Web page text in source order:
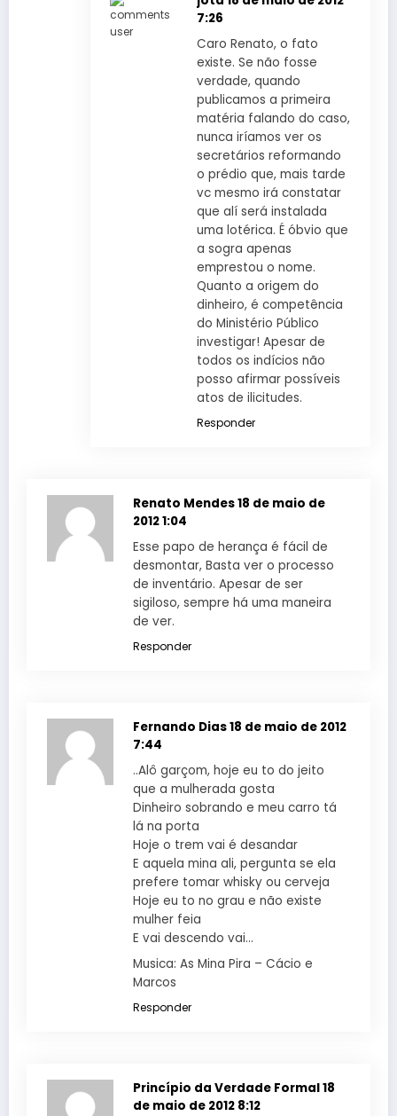
7:26
Caro Renato, o fato
existe. Se não fosse
verdade, quando
publicamos a primeira
matéria falando do caso,
nunca iríamos ver os
secretários reformando
o prédio que, mais tarde
vc mesmo irá constatar
que alí será instalada
uma lotérica. É óbvio que
a sogra apenas
emprestou o nome.
Quanto a origem do
dinheiro, é competência
do Ministério Público
investigar! Apesar de
todos os indícios não
posso afirmar possíveis
atos de ilicitudes.
Responder
Renato Mendes18 de maio de
2012 1:04
Esse papo de herança é fácil de
desmontar, Basta ver o processo
de inventário. Apesar de ser
sigiloso, sempre há uma maneira
de ver.
Responder
Fernando Dias18 de maio de 2012
7:44
..Alô garçom, hoje eu to do jeito
que a mulherada gosta
Dinheiro sobrando e meu carro tá
lá na porta
Hoje o trem vai é desandar
E aquela mina ali, pergunta se ela
prefere tomar whisky ou cerveja
Hoje eu to no grau e não existe
mulher feia
E vai descendo vai…
Musica: As Mina Pira – Cácio e
Marcos
Responder
Princípio da Verdade Formal18
de maio de 2012 8:12